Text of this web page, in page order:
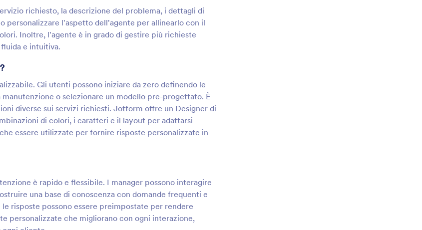
richiesto, la descrizione del problema, i dettagli di
l'aspetto dell'agente per allinearlo con il
Inoltre, l'agente è in grado di gestire più richieste
e intuitiva.
Gli utenti possono iniziare da zero definendo le
o selezionare un modello pre-progettato. È
diverse sui servizi richiesti. Jotform offre un Designer di
di colori, i caratteri e il layout per adattarsi
essere utilizzate per fornire risposte personalizzate in
è rapido e flessibile. I manager possono interagire
una base di conoscenza con domande frequenti e
risposte possono essere preimpostate per rendere
personalizzate che migliorano con ogni interazione,